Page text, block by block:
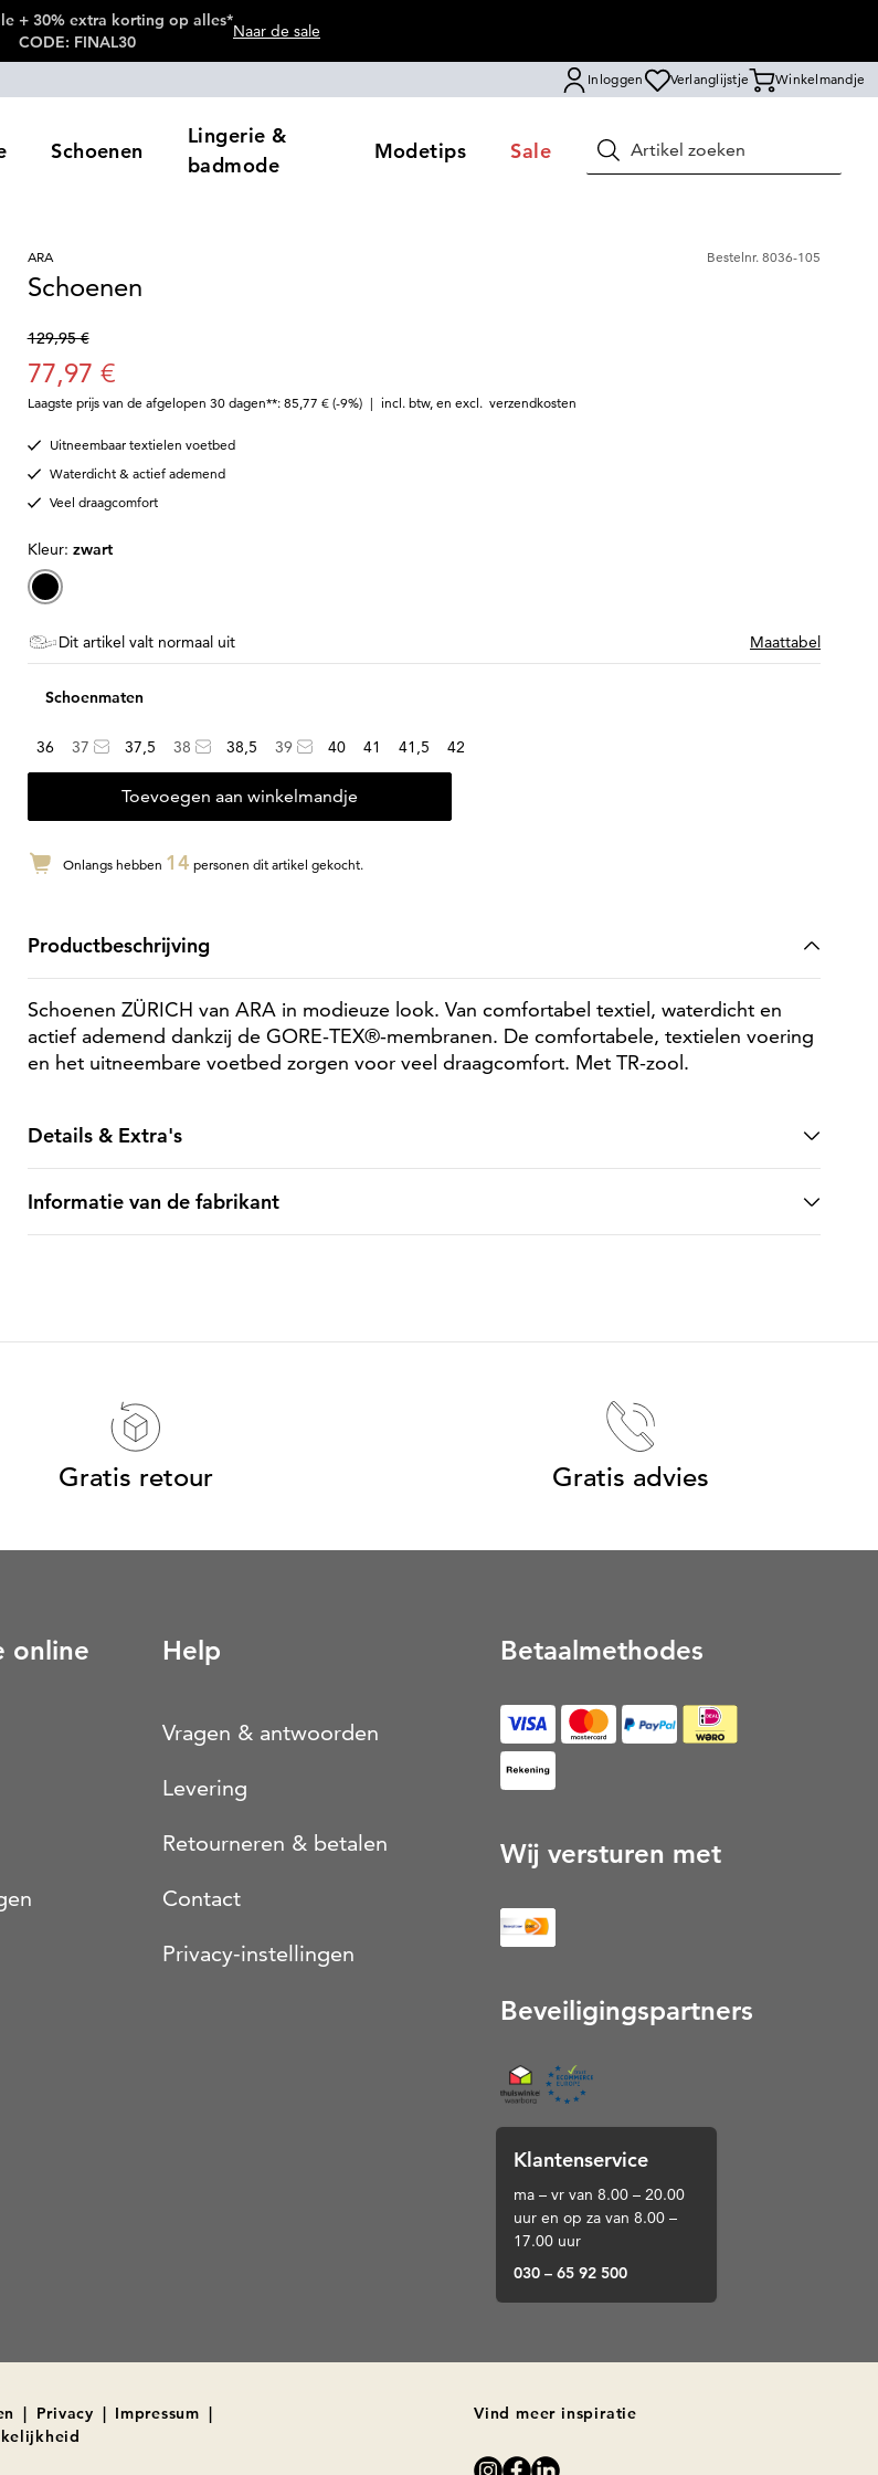
+ 30% extra korting op alles*
CODE: FINAL30
Naar de sale
Inloggen Verlanglijstje Winkelmandje
Schoenen
Lingerie &
badmode
Modetips Sale Zoeken
ARA
Bestelnr. 8036-105
Schoenen
129,95 €
77,97 €
Laagste prijs van de afgelopen 30 dagen**: 85,77 € (-9%) | incl. btw, en excl. verzendkosten
Uitneembaar textielen voetbed
Waterdicht & actief ademend
Veel draagcomfort
Kleur: zwart
Dit artikel valt normaal uit Maattabel
Schoenmaten
36 37 37,5 38 38,5 39 40 41 41,5 42
Toevoegen aan winkelmandje
Onlangs hebben 14 personen dit artikel gekocht.
Productbeschrijving
Schoenen ZÜRICH van ARA in modieuze look. Van comfortabel textiel, waterdicht en
actief ademend dankzij de GORE-TEX®-membranen. De comfortabele, textielen voering
en het uitneembare voetbed zorgen voor veel draagcomfort. Met TR-zool.
Details & Extra's
Informatie van de fabrikant
Gratis retour Gratis advies
online Help
Vragen & antwoorden
Levering
Retourneren & betalen
Contact
Privacy-instellingen
Betaalmethodes
op Rekening (Opent in een nieuw tabblad)
Wij versturen met
Beveiligingspartners
Thuiswinkel (Opent in een nieuw tabblad)
Klantenservice
ma – vr van 8.00 – 20.00
uur en op za van 8.00 –
17.00 uur
030 – 65 92 500
| Privacy | Impressum |
Vind meer inspiratie